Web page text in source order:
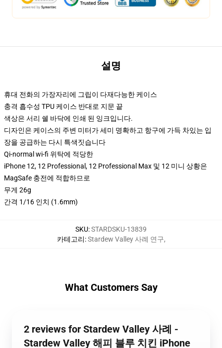
설명
휴대 전화의 가장자리에 그립이 다재다능한 케이스
충격 흡수성 TPU 케이스 반대로 지문 끝
색상은 서리 쉘 바닥에 인쇄 된 잉크입니다.
디자인은 케이스의 주변 미터가 세미 명확하고 항구에 가득 차있는 입
장을 공급하는 다시 특색짓습니다
Qi-normal wi-fi 위탁에 적당한
iPhone 12, 12 Professional, 12 Professional Max 및 12 미니 상황은
MagSafe 충전에 적합하므로
무게 26g
간격 1/16 인치 (1.6mm)
SKU:STARDSKU-13839
카테고리:Stardew Valley 사례 연구,
What Customers Say
2 reviews for Stardew Valley 사례 -
Stardew Valley 해피 블루 치킨 iPhone